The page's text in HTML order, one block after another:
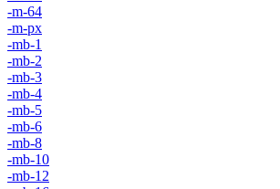
-m-64
-m-px
-mb-1
-mb-2
-mb-3
-mb-4
-mb-5
-mb-6
-mb-8
-mb-10
-mb-12